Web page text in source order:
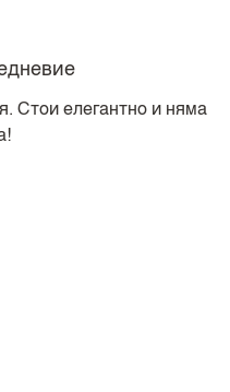
Стои елегантно и няма